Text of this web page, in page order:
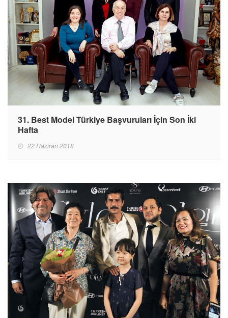
31. Best Model Türkiye Başvuruları İçin Son İki
Hafta
22 Haziran 2018